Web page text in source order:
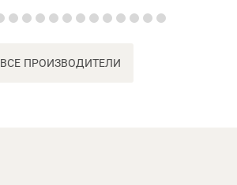
ВСЕ ПРОИЗВОДИТЕЛИ